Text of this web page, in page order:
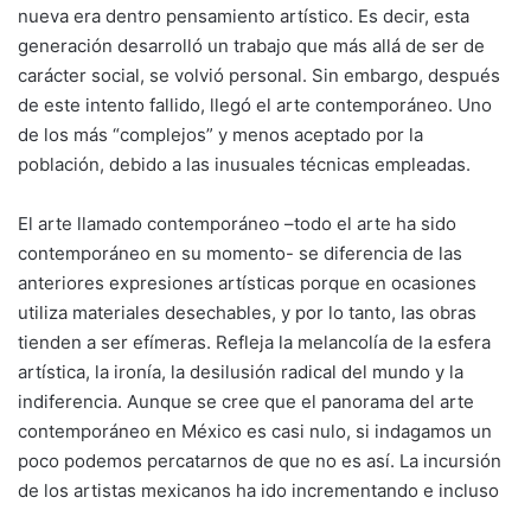
nueva era dentro pensamiento artístico. Es decir, esta
generación desarrolló un trabajo que más allá de ser de
carácter social, se volvió personal. Sin embargo, después
de este intento fallido, llegó el arte contemporáneo. Uno
de los más “complejos” y menos aceptado por la
población, debido a las inusuales técnicas empleadas.
El arte llamado contemporáneo –todo el arte ha sido
contemporáneo en su momento- se diferencia de las
anteriores expresiones artísticas porque en ocasiones
utiliza materiales desechables, y por lo tanto, las obras
tienden a ser efímeras. Refleja la melancolía de la esfera
artística, la ironía, la desilusión radical del mundo y la
indiferencia. Aunque se cree que el panorama del arte
contemporáneo en México es casi nulo, si indagamos un
poco podemos percatarnos de que no es así. La incursión
de los artistas mexicanos ha ido incrementando e incluso